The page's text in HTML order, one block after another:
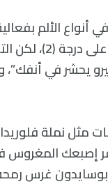
الألم
العسل والدبور
في أنفك”،
مثل نملة
إصبعك المغروس
غرس